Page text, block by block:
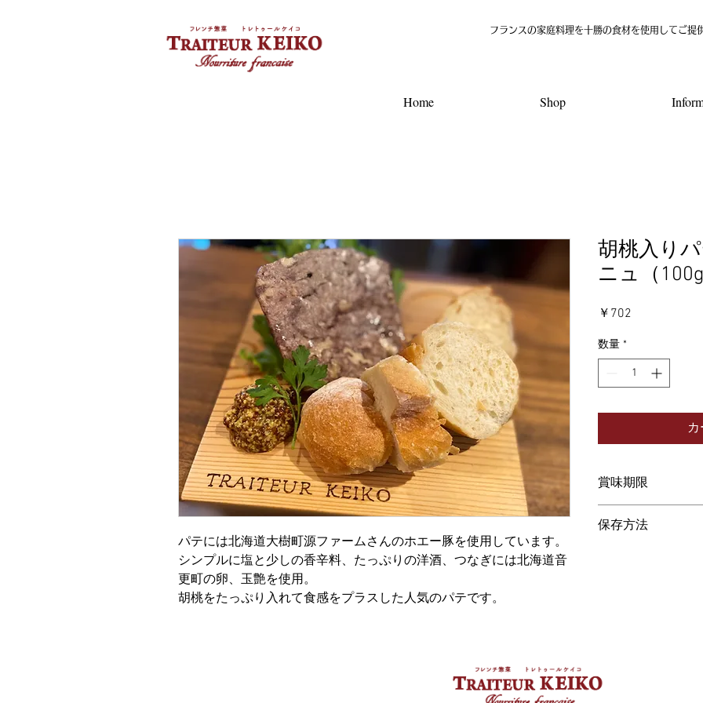
フランスの家庭料理を十勝の食材を使用してご提
Home Shop
パテには北海道大樹町源ファームさんのホエー豚を使用しています。
シンプルに塩と少しの香辛料、たっぷりの洋酒、つなぎには北海道音
更町の卵、玉艶を使用。
胡桃をたっぷり入れて食感をプラスした人気のパテです。
胡桃入り
ニュ（100g
￥702
数量 *
賞味期限
別途ご相談ください。
保存方法